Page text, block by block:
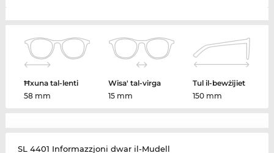
Ħxuna tal-lenti
58 mm
Wisa' tal-virga
15 mm
Tul il-bewżijiet
150 mm
SL 4401 Informazzjoni dwar il-Mudell